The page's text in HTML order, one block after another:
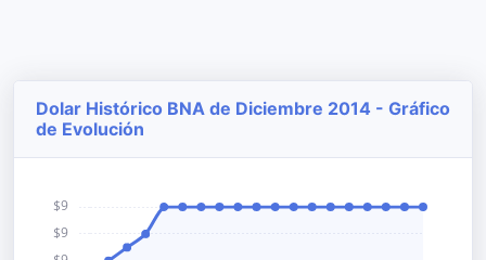
Dolar Histórico BNA de Diciembre 2014 - Gráfico
de Evolución